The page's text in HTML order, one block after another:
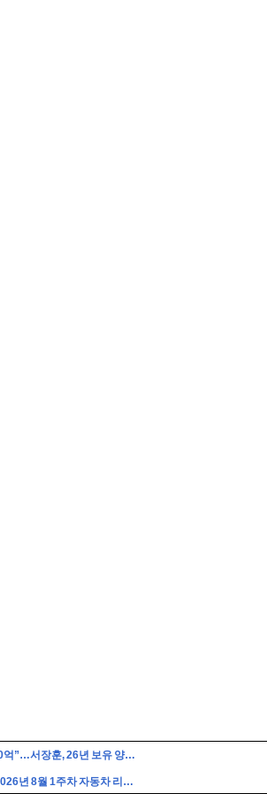
“28억에 샀는데 450억”…서장훈, 26년 보유 양재역 빌딩 매각 추진
[자동차리콜센터] 2026년 8월 1주차 자동차 리콜 및 무상 수리 안내